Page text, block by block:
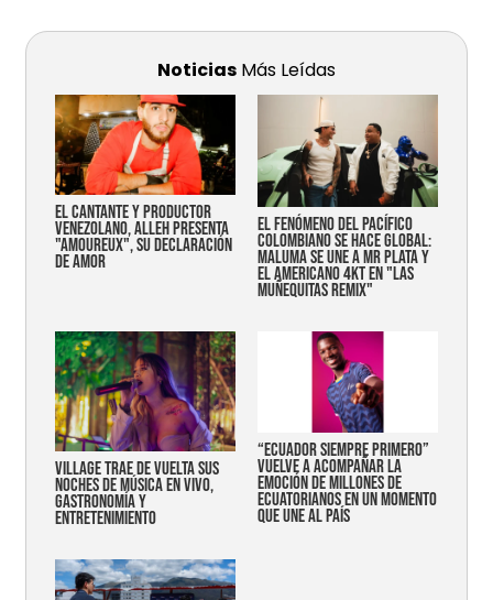
Noticias Más Leídas
EL CANTANTE Y PRODUCTOR
VENEZOLANO, ALLEH PRESENTA
"AMOUREUX", SU DECLARACIÓN
DE AMOR
EL FENÓMENO DEL PACÍFICO
COLOMBIANO SE HACE GLOBAL:
MALUMA SE UNE A MR PLATA Y
EL AMERICANO 4KT EN "LAS
MUÑEQUITAS REMIX"
Village trae de vuelta sus
noches de música en vivo,
gastronomía y
entretenimiento
“Ecuador siempre primero”
vuelve a acompañar la
emoción de millones de
ecuatorianos en un momento
que une al país